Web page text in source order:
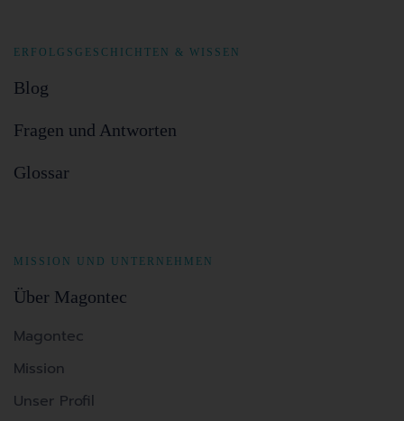
ERFOLGSGESCHICHTEN & WISSEN
Blog
Fragen und Antworten
Glossar
MISSION UND UNTERNEHMEN
Über Magontec
Magontec
Mission
Unser Profil